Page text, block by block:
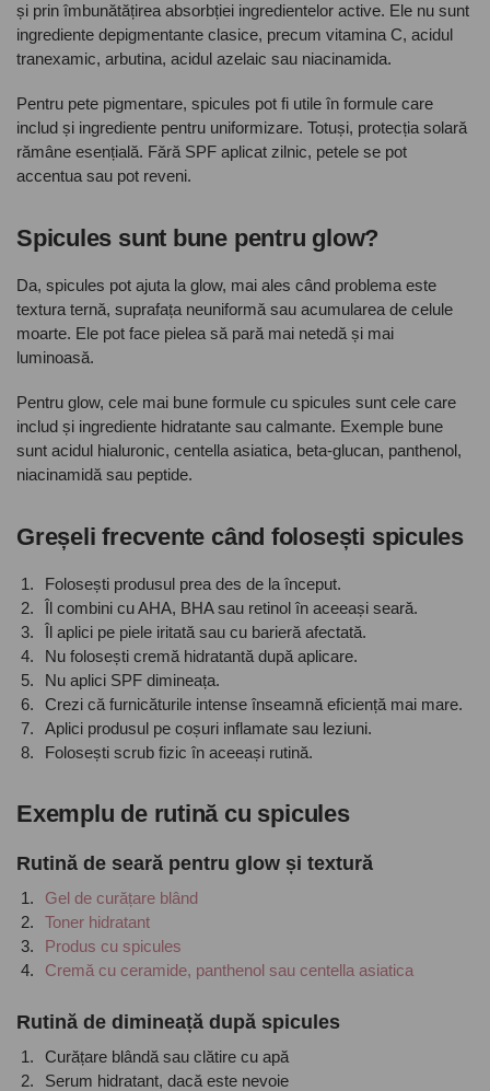
și prin îmbunătățirea absorbției ingredientelor active. Ele nu sunt
ingrediente depigmentante clasice, precum vitamina C, acidul
tranexamic, arbutina, acidul azelaic sau niacinamida.
Pentru pete pigmentare, spicules pot fi utile în formule care
includ și ingrediente pentru uniformizare. Totuși, protecția solară
rămâne esențială. Fără SPF aplicat zilnic, petele se pot
accentua sau pot reveni.
Spicules sunt bune pentru glow?
Da, spicules pot ajuta la glow, mai ales când problema este
textura ternă, suprafața neuniformă sau acumularea de celule
moarte. Ele pot face pielea să pară mai netedă și mai
luminoasă.
Pentru glow, cele mai bune formule cu spicules sunt cele care
includ și ingrediente hidratante sau calmante. Exemple bune
sunt acidul hialuronic, centella asiatica, beta-glucan, panthenol,
niacinamidă sau peptide.
Greșeli frecvente când folosești spicules
Folosești produsul prea des de la început.
Îl combini cu AHA, BHA sau retinol în aceeași seară.
Îl aplici pe piele iritată sau cu barieră afectată.
Nu folosești cremă hidratantă după aplicare.
Nu aplici SPF dimineața.
Crezi că furnicăturile intense înseamnă eficiență mai mare.
Aplici produsul pe coșuri inflamate sau leziuni.
Folosești scrub fizic în aceeași rutină.
Exemplu de rutină cu spicules
Rutină de seară pentru glow și textură
Gel de curățare blând
Toner hidratant
Produs cu spicules
Cremă cu ceramide, panthenol sau centella asiatica
Rutină de dimineață după spicules
Curățare blândă sau clătire cu apă
Serum hidratant, dacă este nevoie